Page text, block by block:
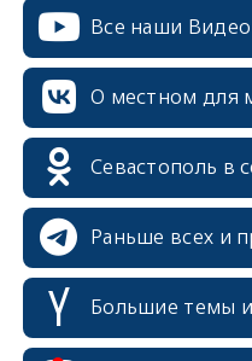
Все наши Видео
О местном для
Севастополь в
Раньше всех и
Большие темы